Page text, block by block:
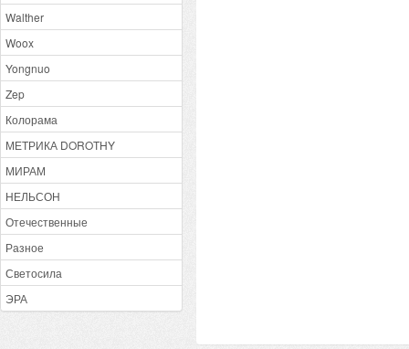
Walther
Woox
Yongnuo
Zep
Колорама
МЕТРИКА DOROTHY
МИРАМ
НЕЛЬСОН
Отечественные
Разное
Светосила
ЭРА